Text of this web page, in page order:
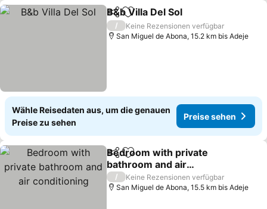
TeilenZu Favoriten hinzufügen
B&b Villa Del Sol
/
Keine Rezensionen verfügbar
San Miguel de Abona, 15.2 km bis Adeje
Wähle Reisedaten aus, um die genauen
Preise zu sehen
Preise sehen
TeilenZu Favoriten hinzufügen
Bedroom with private
bathroom and air
conditioning
/
Keine Rezensionen verfügbar
San Miguel de Abona, 15.5 km bis Adeje